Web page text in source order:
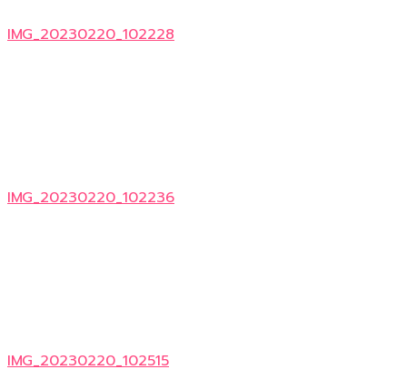
IMG_20230220_102228
IMG_20230220_102236
IMG_20230220_102515